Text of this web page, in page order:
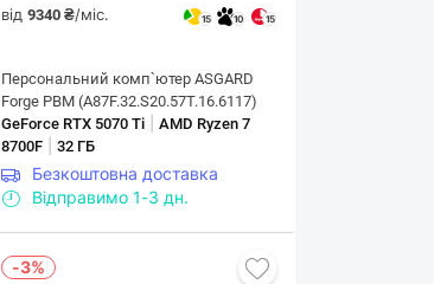
від9340 ₴/міс. 15 10 15
Персональний комп`ютер ASGARD
Forge PBM (A87F.32.S20.57T.16.6117)
GeForce RTX 5070 Ti |AMD Ryzen 7
8700F |32 ГБ
Безкоштовна доставка
Відправимо 1-3 дн.
-3%